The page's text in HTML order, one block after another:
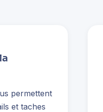
permettent
et taches